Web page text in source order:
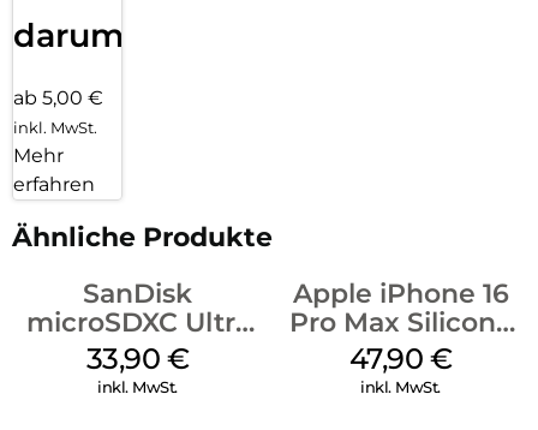
darum!
ab 5,00 €
inkl. MwSt.
Mehr
erfahren
Ähnliche Produkte
SanDisk
microSDXC Ultra
128 GB + Adapter
Mobile
33,90 €
inkl. MwSt.
Apple iPhone 16
Pro Max Silicone
Case MagSafe
Black
47,90 €
inkl. MwSt.